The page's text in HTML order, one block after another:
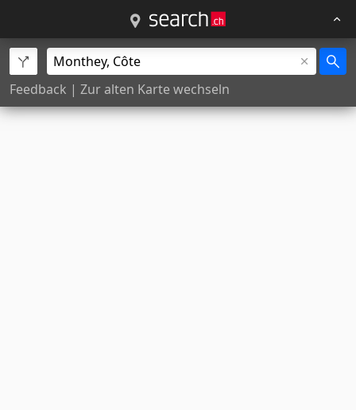
Feedback | Zur alten Karte wechseln